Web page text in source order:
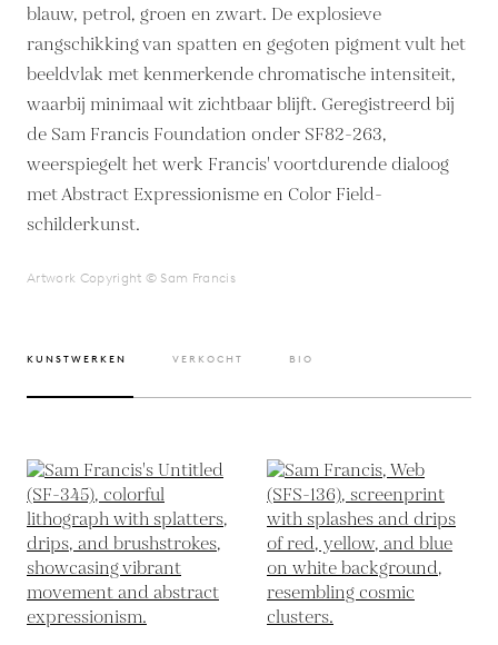
blauw, petrol, groen en zwart. De explosieve
rangschikking van spatten en gegoten pigment vult het
beeldvlak met kenmerkende chromatische intensiteit,
waarbij minimaal wit zichtbaar blijft. Geregistreerd bij
de Sam Francis Foundation onder SF82-263,
weerspiegelt het werk Francis' voortdurende dialoog
met Abstract Expressionisme en Color Field-
schilderkunst.
Artwork Copyright © Sam Francis
KUNSTWERKEN VERKOCHT BIO